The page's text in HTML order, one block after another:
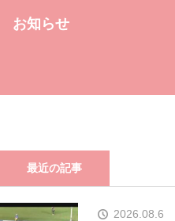
お知らせ
最近の記事
2026.08.6